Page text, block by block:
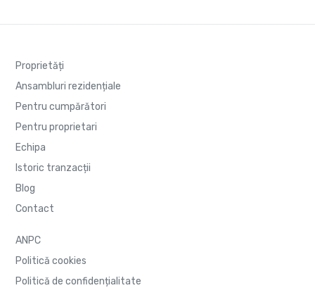
Proprietăți
Ansambluri rezidențiale
Pentru cumpărători
Pentru proprietari
Echipa
Istoric tranzacții
Blog
Contact
ANPC
Politică cookies
Politică de confidențialitate